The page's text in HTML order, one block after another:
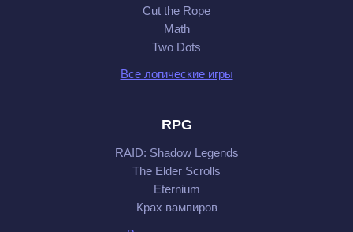
Cut the Rope
Math
Two Dots
Все логические игры
RPG
RAID: Shadow Legends
The Elder Scrolls
Eternium
Крах вампиров